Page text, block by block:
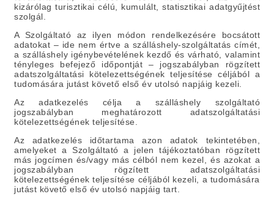
kizárólag turisztikai célú, kumulált, statisztikai adatgyűjtést
szolgál.
A Szolgáltató az ilyen módon rendelkezésére bocsátott
adatokat – ide nem értve a szálláshely-szolgáltatás címét,
a szálláshely igénybevételének kezdő és várható, valamint
tényleges befejező időpontját – jogszabályban rögzített
adatszolgáltatási kötelezettségének teljesítése céljából a
tudomására jutást követő első év utolsó napjáig kezeli.
Az adatkezelés célja a szálláshely szolgáltató
jogszabályban meghatározott adatszolgáltatási
kötelezettségének teljesítése.
Az adatkezelés időtartama azon adatok tekintetében,
amelyeket a Szolgáltató a jelen tájékoztatóban rögzített
más jogcímen és/vagy más célból nem kezel, és azokat a
jogszabályban rögzített adatszolgáltatási
kötelezettségének teljesítése céljából kezeli, a tudomására
jutást követő első év utolsó napjáig tart.